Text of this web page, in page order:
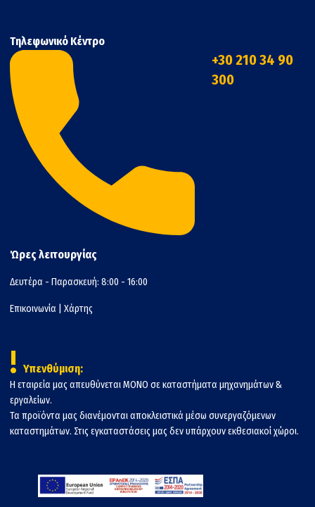
Τηλεφωνικό Κέντρο
+30 210 34 90
300
Ώρες λειτουργίας
Δευτέρα - Παρασκευή: 8:00 - 16:00
Επικοινωνία Χάρτης
! Υπενθύμιση:
Η εταιρεία μας απευθύνεται ΜΟΝΟ σε καταστήματα μηχανημάτων &
εργαλείων.
Τα προϊόντα μας διανέμονται αποκλειστικά μέσω συνεργαζόμενων
καταστημάτων. Στις εγκαταστάσεις μας δεν υπάρχουν εκθεσιακοί χώροι.